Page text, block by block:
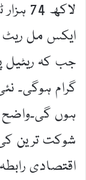
لاکھ
گرام ہوگی۔
ہوں گی۔واضح
شوکت ترین
اقتصادی